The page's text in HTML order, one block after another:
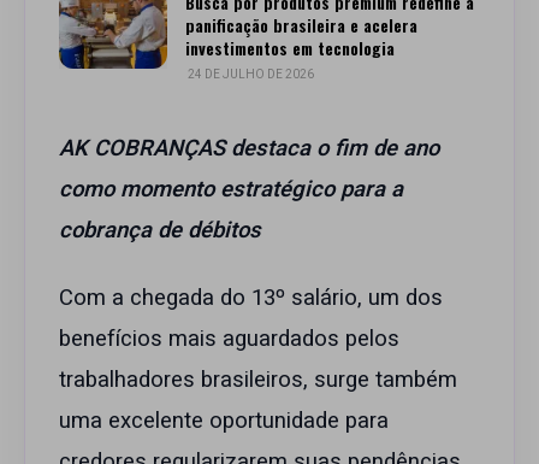
panificação brasileira e acelera
investimentos em tecnologia
24 DE JULHO DE 2026
AK COBRANÇAS destaca o fim de ano
como momento estratégico para a
cobrança de débitos
Com a chegada do 13º salário, um dos
benefícios mais aguardados pelos
trabalhadores brasileiros, surge também
uma excelente oportunidade para